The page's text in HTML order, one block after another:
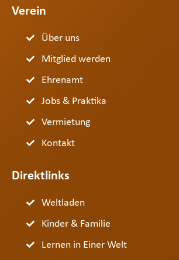
Verein
Über uns
Mitglied werden
Ehrenamt
Jobs & Praktika
Vermietung
Kontakt
Direktlinks
Weltladen
Kinder & Familie
Lernen in Einer Welt